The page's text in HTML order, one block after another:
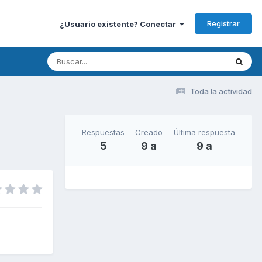
¿Usuario existente? Conectar Registrar
Toda la actividad
Respuestas
5
Creado
9 a
Última respuesta
9 a